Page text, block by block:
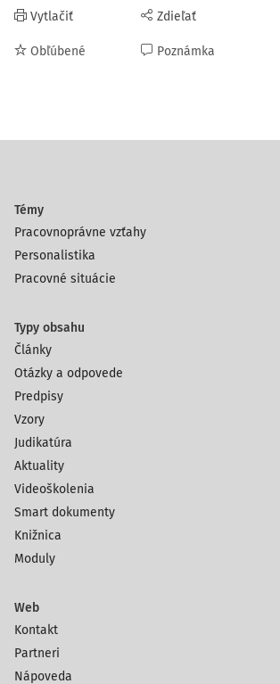
Vytlačiť
Obľúbené
Zdieľať
Poznámka
Témy
Pracovnoprávne vzťahy
Personalistika
Pracovné situácie
Typy obsahu
Články
Otázky a odpovede
Predpisy
Vzory
Judikatúra
Aktuality
Videoškolenia
Smart dokumenty
Knižnica
Moduly
Web
Kontakt
Partneri
Nápoveda